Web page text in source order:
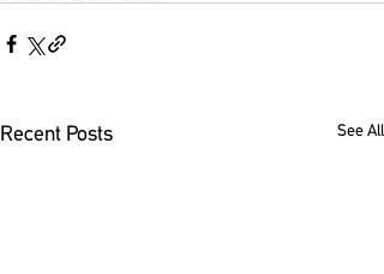
Recent Posts See All